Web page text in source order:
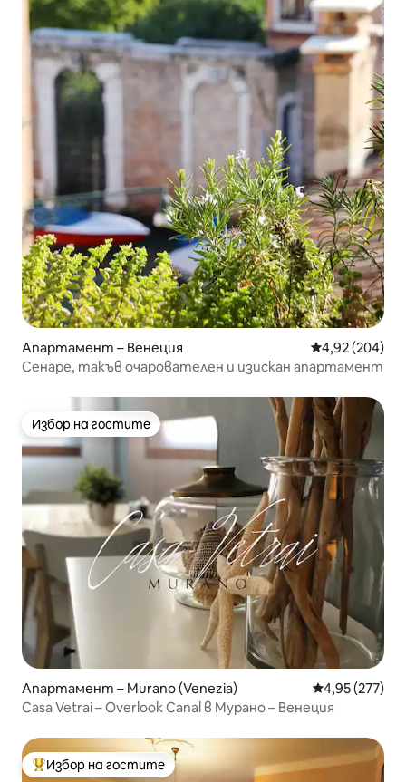
Апартамент – Венеция Средна
4,92 (204)
Сенаре, такъв очарователен и изискан апартамент
Избор на гостите
Избор на гостите
Апартамент – Murano (Venezia) Средна
4,95 (277)
Casa Vetrai – Overlook Canal в Мурано – Венеция
Най-популярен избор на гостите
Избор на гостите